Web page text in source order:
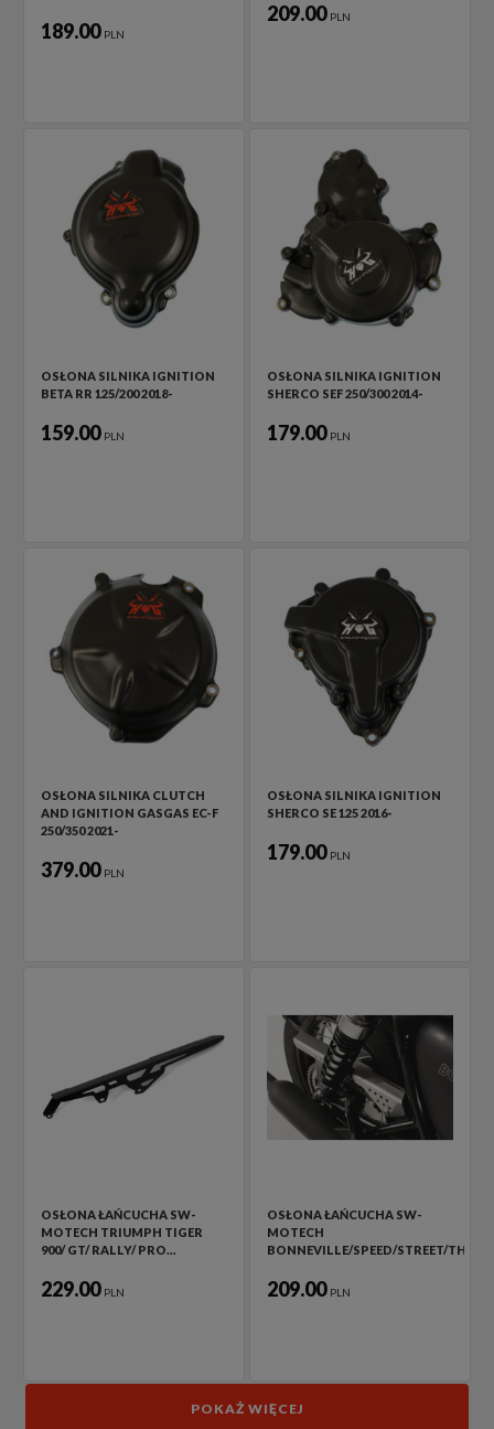
189.00 PLN
209.00 PLN
OSŁONA SILNIKA IGNITION
BETA RR 125/200 2018-
159.00 PLN
OSŁONA SILNIKA IGNITION
SHERCO SEF 250/300 2014-
179.00 PLN
OSŁONA SILNIKA CLUTCH
AND IGNITION GASGAS EC-F
250/350 2021-
379.00 PLN
OSŁONA SILNIKA IGNITION
SHERCO SE 125 2016-
179.00 PLN
OSŁONA ŁAŃCUCHA SW-
MOTECH TRIUMPH TIGER
900/ GT/ RALLY/ PRO…
229.00 PLN
OSŁONA ŁAŃCUCHA SW-
MOTECH
BONNEVILLE/SPEED/STREET/
209.00 PLN
POKAŻ WIĘCEJ